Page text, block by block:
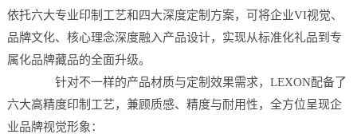
依托六大专业印制工艺和四大深度定制方案，可将企业VI视觉、
品牌文化、核心理念深度融入产品设计，实现从标准化礼品到专
属化品牌藏品的全面升级。
针对不一样的产品材质与定制效果需求，LEXON配备了
六大高精度印制工艺，兼顾质感、精度与耐用性，全方位呈现企
业品牌视觉形象：